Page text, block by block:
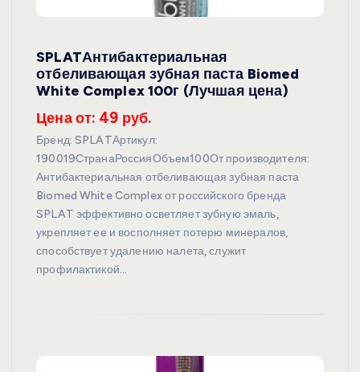
SPLATАнтибактериальная
отбеливающая зубная паста Biomed
White Complex 100г (Лучшая цена)
Цена от: 49 руб.
Бренд: SPLATАртикул:
190019СтранаРоссияОбъем100От производителя:
Антибактериальная отбеливающая зубная паста
Biomed White Complex от российского бренда
SPLAT эффективно осветляет зубную эмаль,
укрепляет ее и восполняет потерю минералов,
способствует удалению налета, служит
профилактикой…